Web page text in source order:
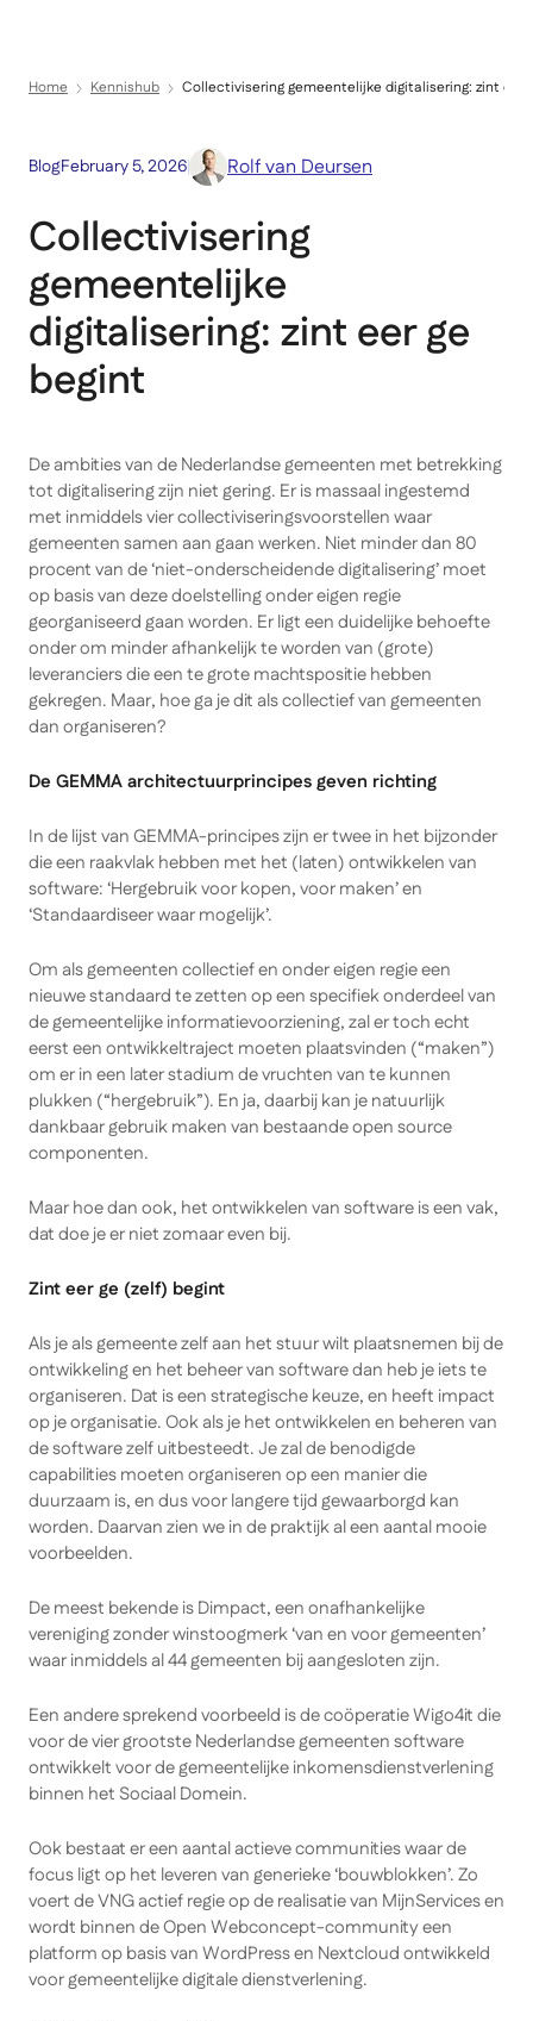
Direct naar inhoud
Home Kennishub Collectivisering gemeentelijke digitalisering: zint eer
BlogFebruary 5, 2026 Rolf van Deursen
Collectivisering
gemeentelijke
digitalisering: zint eer ge
begint
De ambities van de Nederlandse gemeenten met betrekking
tot digitalisering zijn niet gering. Er is massaal ingestemd
met inmiddels vier collectiviseringsvoorstellen waar
gemeenten samen aan gaan werken. Niet minder dan 80
procent van de ‘niet-onderscheidende digitalisering’ moet
op basis van deze doelstelling onder eigen regie
georganiseerd gaan worden. Er ligt een duidelijke behoefte
onder om minder afhankelijk te worden van (grote)
leveranciers die een te grote machtspositie hebben
gekregen. Maar, hoe ga je dit als collectief van gemeenten
dan organiseren?
De GEMMA architectuurprincipes geven richting
In de lijst van GEMMA-principes zijn er twee in het bijzonder
die een raakvlak hebben met het (laten) ontwikkelen van
software: ‘Hergebruik voor kopen, voor maken’ en
‘Standaardiseer waar mogelijk’.
Om als gemeenten collectief en onder eigen regie een
nieuwe standaard te zetten op een specifiek onderdeel van
de gemeentelijke informatievoorziening, zal er toch echt
eerst een ontwikkeltraject moeten plaatsvinden (“maken”)
om er in een later stadium de vruchten van te kunnen
plukken (“hergebruik”). En ja, daarbij kan je natuurlijk
dankbaar gebruik maken van bestaande open source
componenten.
Maar hoe dan ook, het ontwikkelen van software is een vak,
dat doe je er niet zomaar even bij.
Zint eer ge (zelf) begint
Als je als gemeente zelf aan het stuur wilt plaatsnemen bij de
ontwikkeling en het beheer van software dan heb je iets te
organiseren. Dat is een strategische keuze, en heeft impact
op je organisatie. Ook als je het ontwikkelen en beheren van
de software zelf uitbesteedt. Je zal de benodigde
capabilities moeten organiseren op een manier die
duurzaam is, en dus voor langere tijd gewaarborgd kan
worden. Daarvan zien we in de praktijk al een aantal mooie
voorbeelden.
De meest bekende is Dimpact, een onafhankelijke
vereniging zonder winstoogmerk ‘van en voor gemeenten’
waar inmiddels al 44 gemeenten bij aangesloten zijn.
Een andere sprekend voorbeeld is de coöperatie Wigo4it die
voor de vier grootste Nederlandse gemeenten software
ontwikkelt voor de gemeentelijke inkomensdienstverlening
binnen het Sociaal Domein.
Ook bestaat er een aantal actieve communities waar de
focus ligt op het leveren van generieke ‘bouwblokken’. Zo
voert de VNG actief regie op de realisatie van MijnServices en
wordt binnen de Open Webconcept-community een
platform op basis van WordPress en Nextcloud ontwikkeld
voor gemeentelijke digitale dienstverlening.